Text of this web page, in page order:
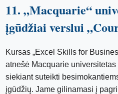
11. „Macquarie“
įgūdžiai verslui
Kursas „Excel Skills for
atnešė Macquarie universitetas
siekiant suteikti
įgūdžių. Jame gilinamasi į